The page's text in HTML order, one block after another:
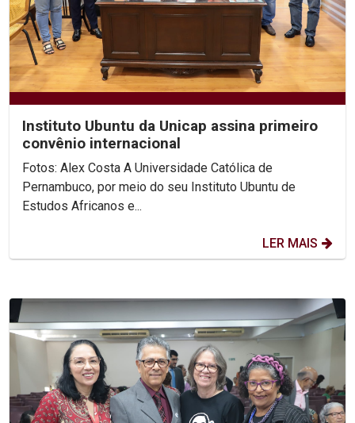
Instituto Ubuntu da Unicap assina primeiro
convênio internacional
Fotos: Alex Costa A Universidade Católica de
Pernambuco, por meio do seu Instituto Ubuntu de
Estudos Africanos e...
LER MAIS